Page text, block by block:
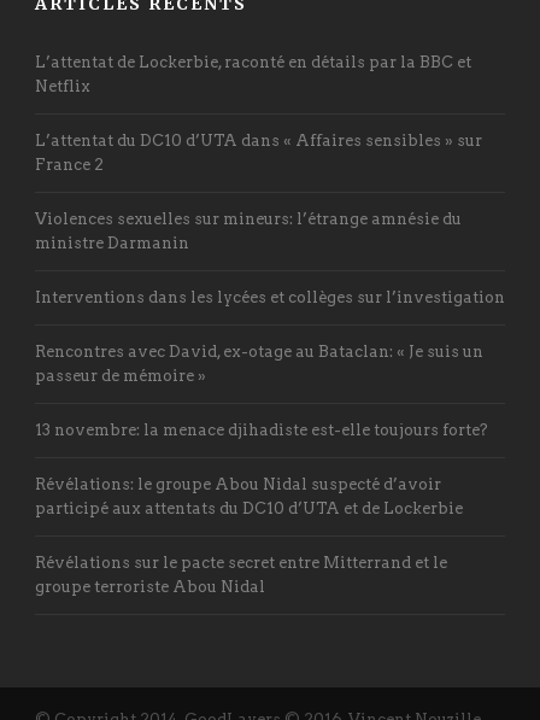
L’attentat de Lockerbie, raconté en détails par la BBC et
Netflix
L’attentat du DC10 d’UTA dans « Affaires sensibles » sur
France 2
Violences sexuelles sur mineurs: l’étrange amnésie du
ministre Darmanin
Interventions dans les lycées et collèges sur l’investigation
Rencontres avec David, ex-otage au Bataclan: « Je suis un
passeur de mémoire »
13 novembre: la menace djihadiste est-elle toujours forte?
Révélations: le groupe Abou Nidal suspecté d’avoir
participé aux attentats du DC10 d’UTA et de Lockerbie
Révélations sur le pacte secret entre Mitterrand et le
groupe terroriste Abou Nidal